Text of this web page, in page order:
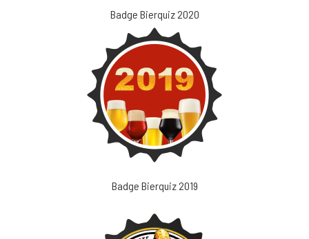
Badge Bierquiz 2020
Badge Bierquiz 2019